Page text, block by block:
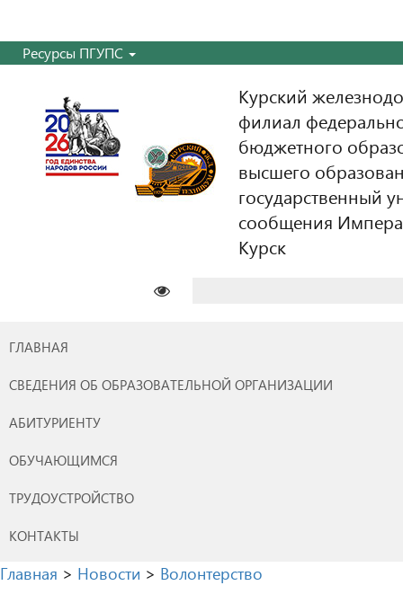
Ресурсы ПГУПС
Курский
филиал
бюджетного
высшего
государственный
сообщения
Курск
ГЛАВНАЯ
СВЕДЕНИЯ ОБ ОБРАЗОВАТЕЛЬНОЙ ОРГАНИЗАЦИИ
АБИТУРИЕНТУ
ОБУЧАЮЩИМСЯ
ТРУДОУСТРОЙСТВО
КОНТАКТЫ
Главная > Новости > Волонтерство